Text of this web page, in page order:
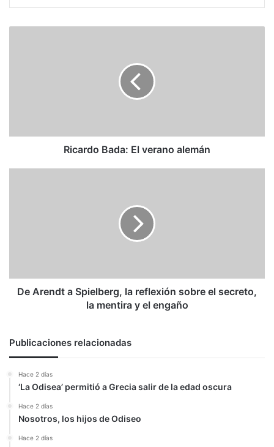
Ricardo Bada: El verano alemán
secreto,
engaño
De Arendt a Spielberg, la reflexión sobre el secreto,
la mentira y el engaño
Publicaciones relacionadas
Hace 2 días
‘La Odisea’ permitió a Grecia salir de la edad oscura
Hace 2 días
Nosotros, los hijos de Odiseo
Hace 2 días